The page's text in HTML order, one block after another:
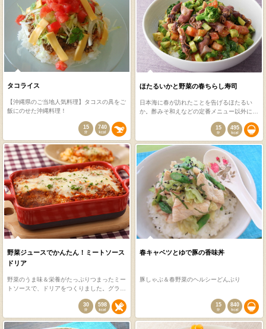
タコライス
【沖縄県のご当地人気料理】タコスの具をご
飯にのせた沖縄料理！
15 740
ほたるいかと野菜の春ちらし寿司
日本海に春が訪れたことを告げるほたるい
か。酢みそ和えなどの定番メニュー以外に…
15 495
野菜ジュースでかんたん！ミートソース
ドリア
野菜のうま味＆栄養がたっぷりつまったミー
トソースで、ドリアをつくりました。グラ…
30 598
春キャベツとゆで豚の香味丼
豚しゃぶ＆春野菜のヘルシーどんぶり
15 840